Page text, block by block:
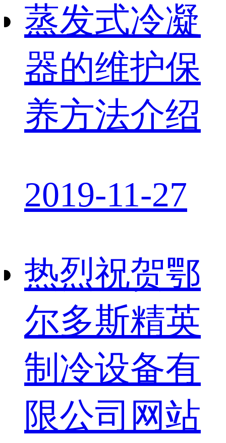
蒸发式冷凝
器的维护保
养方法介绍
2019-11-27
热烈祝贺鄂
尔多斯精英
制冷设备有
限公司网站